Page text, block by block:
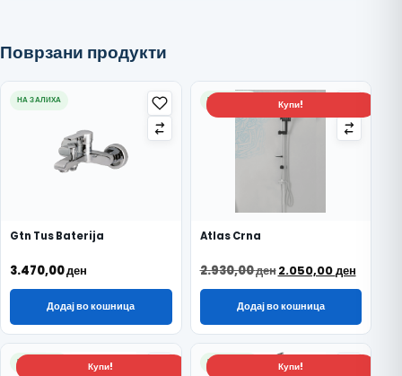
Поврзани продукти
НА ЗАЛИХА
Gtn Tus Baterija
3.470,00ден
Додај во кошница
НА ЗАЛИХА Купи!
Atlas Crna
2.930,00денOriginal price was:
2.050,00ден
Додај во кошница
НА ЗАЛИХА Купи! НА ЗАЛИХА Купи!